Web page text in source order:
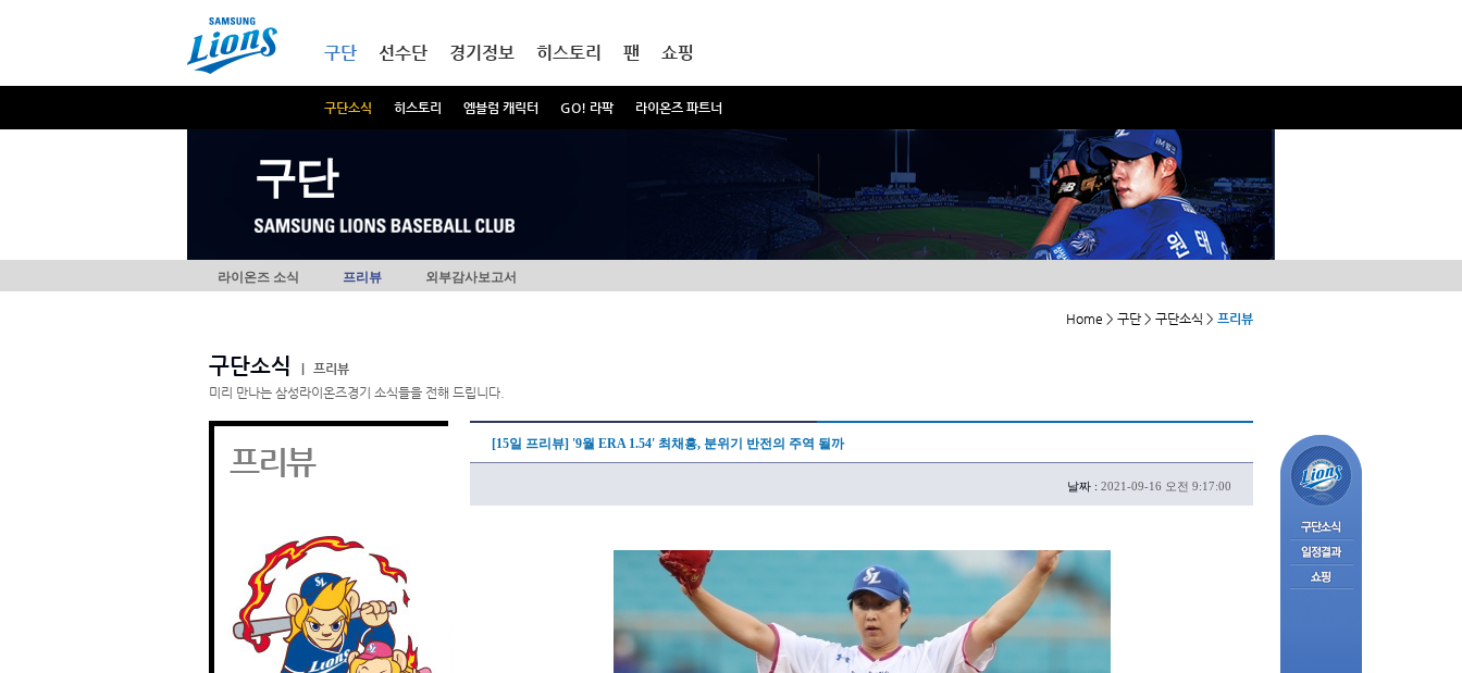
구단
구단소식 히스토리 엠블럼 캐릭터 GO! 라팍 라이온즈 파트너
선수단 경기정보 히스토리 팬 쇼핑
구단
라이온즈 소식 프리뷰 외부감사보고서
Home > 구단 > 구단소식 > 프리뷰
구단소식
프리뷰
미리 만나는 삼성라이온즈경기 소식들을 전해 드립니다.
프리뷰 [15일 프리뷰] '9월 ERA 1.54' 최채흥, 분위기 반전의 주역 될까
날짜 : 2021-09-16 오전 9:17:00